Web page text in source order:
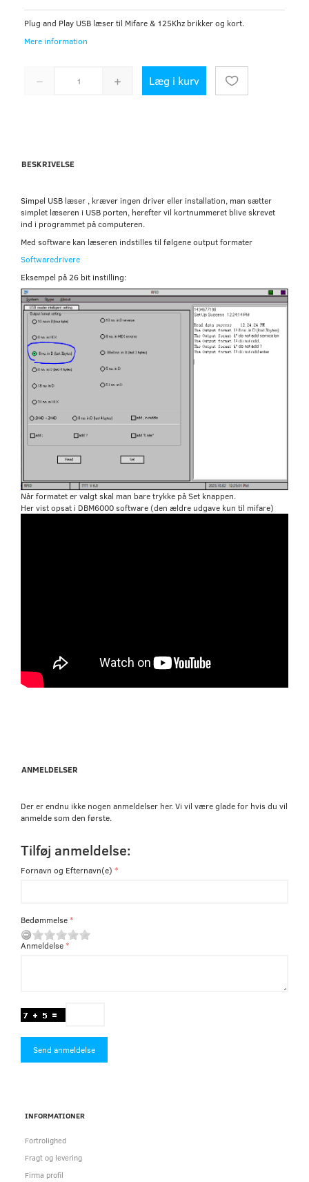
Plug and Play USB læser til Mifare & 125Khz brikker og kort.
Mere information
Læg i kurv
BESKRIVELSE
Simpel USB læser , kræver ingen driver eller installation, man sætter
simplet læseren i USB porten, herefter vil kortnummeret blive skrevet
ind i programmet på computeren.
Med software kan læseren indstilles til følgene output formater
Softwaredrivere
Eksempel på 26 bit instilling:
Når formatet er valgt skal man bare trykke på Set knappen.
Her vist opsat i DBM6000 software (den ældre udgave kun til mifare)
ANMELDELSER
Der er endnu ikke nogen anmeldelser her. Vi vil være glade for hvis du vil
anmelde som den første.
Tilføj anmeldelse:
Fornavn og Efternavn(e)
Bedømmelse
Anmeldelse
Send anmeldelse
INFORMATIONER
Fortrolighed
Fragt og levering
Firma profil